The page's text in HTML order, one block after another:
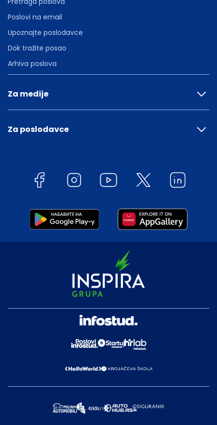
Poslovi na email
Upoznajte poslodavce
Dok tražite posao
Arhiva poslova
Za medije
Za poslodavce